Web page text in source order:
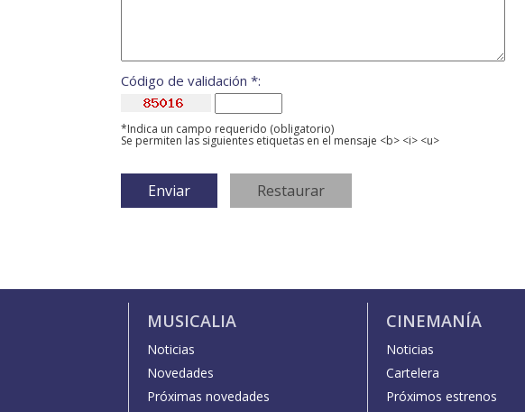
Código de validación *:
*Indica un campo requerido (obligatorio)
Se permiten las siguientes etiquetas en el mensaje <b> <i> <u>
MUSICALIA
Noticias
Novedades
Próximas novedades
CINEMANÍA
Noticias
Cartelera
Próximos estrenos